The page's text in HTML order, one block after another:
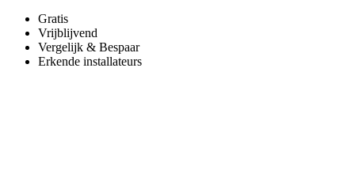
Gratis
Vrijblijvend
Vergelijk & Bespaar
Erkende installateurs